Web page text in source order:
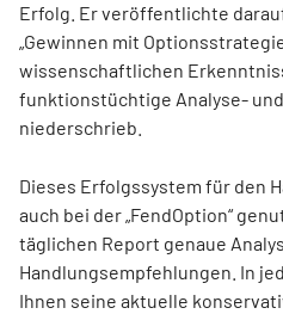
Erfolg. Er veröffentlichte
„Gewinnen mit
wissenschaftlichen
funktionstüchtige Analyse-
niederschrieb.
Dieses Erfolgssystem für den
auch bei der „FendOption“
täglichen Report genaue
Handlungsempfehlungen. In
Ihnen seine aktuelle